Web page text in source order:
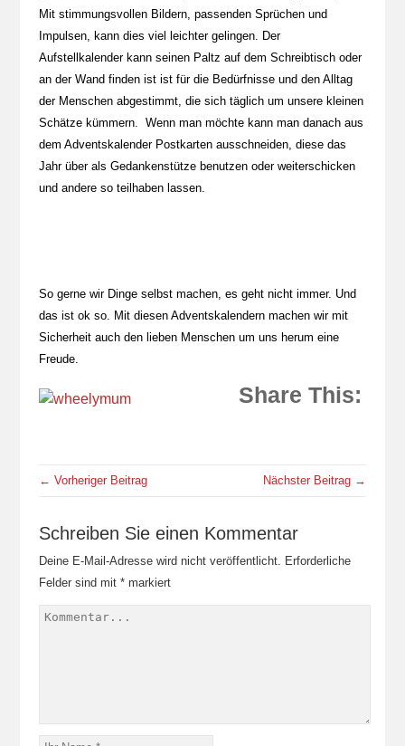
Mit stimmungsvollen Bildern, passenden Sprüchen und
Impulsen, kann dies viel leichter gelingen. Der
Aufstellkalender kann seinen Paltz auf dem Schreibtisch oder
an der Wand finden ist ist für die Bedürfnisse und den Alltag
der Menschen abgestimmt, die sich täglich um unsere kleinen
Schätze kümmern. Wenn man möchte kann man danach aus
dem Adventskalender Postkarten ausschneiden, diese das
Jahr über als Gedankenstütze benutzen oder weiterschicken
und andere so teilhaben lassen.
So gerne wir Dinge selbst machen, es geht nicht immer. Und
das ist ok so. Mit diesen Adventskalendern machen wir mit
Sicherheit auch den lieben Menschen um uns herum eine
Freude.
Share This:
← Vorheriger Beitrag Nächster Beitrag →
Schreiben Sie einen Kommentar
Deine E-Mail-Adresse wird nicht veröffentlicht. Erforderliche
Felder sind mit *markiert